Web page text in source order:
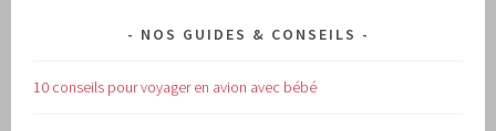
NOS GUIDES & CONSEILS
10 conseils pour voyager en avion avec bébé